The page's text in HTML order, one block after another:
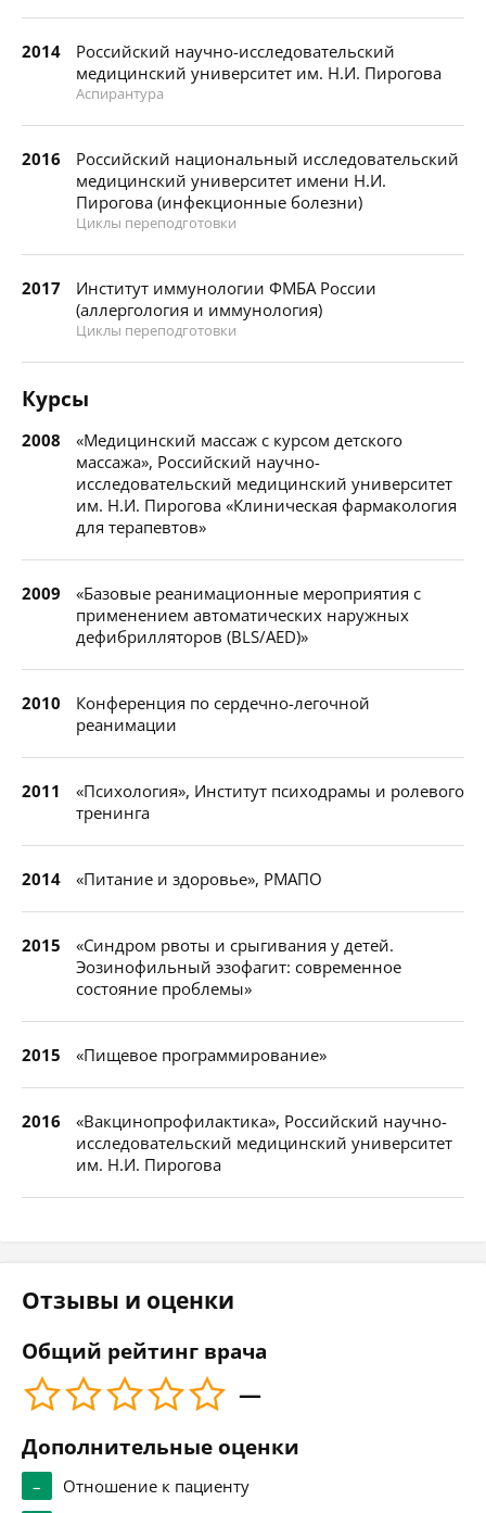
2014
Российский научно-исследовательский
медицинский университет им. Н.И. Пирогова
Аспирантура
2016
Российский национальный исследовательский
медицинский университет имени Н.И.
Пирогова (инфекционные болезни)
Циклы переподготовки
2017
Институт иммунологии ФМБА России
(аллергология и иммунология)
Циклы переподготовки
Курсы
2008
«Медицинский массаж с курсом детского
массажа», Российский научно-
исследовательский медицинский университет
им. Н.И. Пирогова «Клиническая фармакология
для терапевтов»
2009
«Базовые реанимационные мероприятия с
применением автоматических наружных
дефибрилляторов (BLS/AED)»
2010
Конференция по сердечно-легочной
реанимации
2011
«Психология», Институт психодрамы и ролевого
тренинга
2014 «Питание и здоровье», РМАПО
2015
«Синдром рвоты и срыгивания у детей.
Эозинофильный эзофагит: современное
состояние проблемы»
2015 «Пищевое программирование»
2016
«Вакцинопрофилактика», Российский научно-
исследовательский медицинский университет
им. Н.И. Пирогова
Отзывы и оценки
Общий рейтинг врача
—
Дополнительные оценки
–
Отношение к пациенту